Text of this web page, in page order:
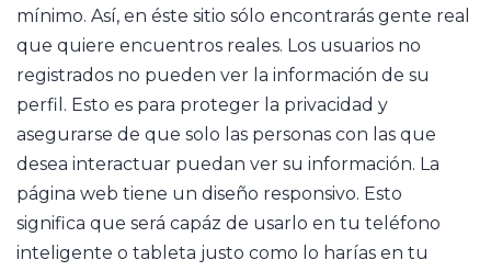
mínimo. Así, en éste sitio sólo encontrarás gente real
que quiere encuentros reales. Los usuarios no
registrados no pueden ver la información de su
perfil. Esto es para proteger la privacidad y
asegurarse de que solo las personas con las que
desea interactuar puedan ver su información. La
página web tiene un diseño responsivo. Esto
significa que será capáz de usarlo en tu teléfono
inteligente o tableta justo como lo harías en tu